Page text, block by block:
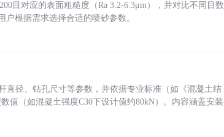
目对应的表面粗糙度（Ra 3.2-6.3μm），并对比不同目数
根据需求选择合适的喷砂参数。
直径、钻孔尺寸等参数，并依据专业标准（如《混凝土结
值（如混凝土强度C30下设计值约80kN）。内容涵盖安装